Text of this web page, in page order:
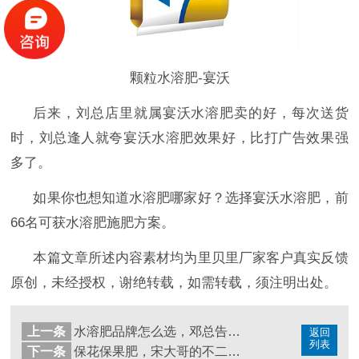
颗粒水溶肥-宴沃
后来，刘总店里就属宴沃水溶肥卖的好，每次送货
时，刘总逢人就夸宴沃水溶肥效果好，比打广告效果强
多了。
如果你也想知道水溶肥哪家好？选择宴沃水溶肥 ，前
66名可获水溶肥施肥方案。
本篇文章所述内容素材均为里贝里厂家客户真实反馈
原创，未经授权，谢绝转载，如需转载，须注明出处。
返回
列表
上一条
水溶肥品牌怎么选，邓总告诉你
下一条
保花保果肥，宋大哥的不二选择